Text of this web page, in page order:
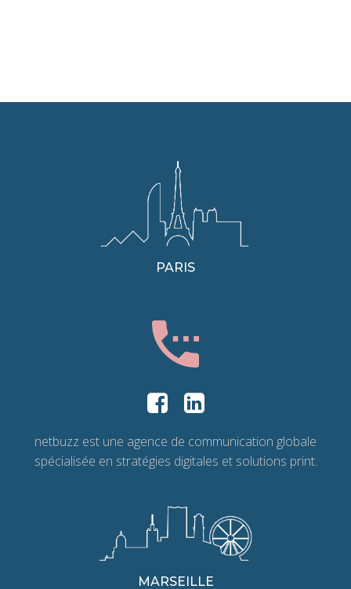
PARIS
netbuzz est une agence de communication globale
spécialisée en stratégies digitales et solutions print.
MARSEILLE